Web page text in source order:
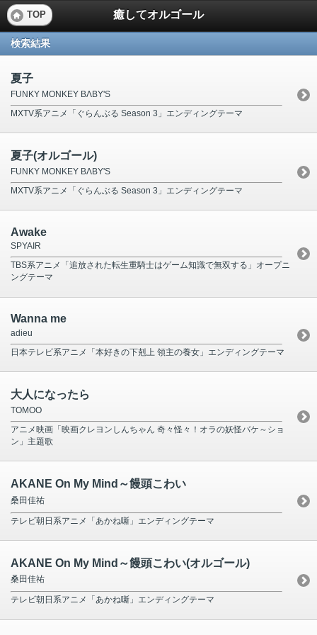
TOP 癒してオルゴール
検索結果
夏子
FUNKY MONKEY BΛBY'S
MXTV系アニメ「ぐらんぶる Season 3」エンディングテーマ
夏子(オルゴール)
FUNKY MONKEY BΛBY'S
MXTV系アニメ「ぐらんぶる Season 3」エンディングテーマ
Awake
SPYAIR
TBS系アニメ「追放された転生重騎士はゲーム知識で無双する」オープニ
ングテーマ
Wanna me
adieu
日本テレビ系アニメ「本好きの下剋上 領主の養女」エンディングテーマ
大人になったら
TOMOO
アニメ映画「映画クレヨンしんちゃん 奇々怪々！オラの妖怪バケ～ショ
ン」主題歌
AKANE On My Mind～饅頭こわい
桑田佳祐
テレビ朝日系アニメ「あかね噺」エンディングテーマ
AKANE On My Mind～饅頭こわい(オルゴール)
桑田佳祐
テレビ朝日系アニメ「あかね噺」エンディングテーマ